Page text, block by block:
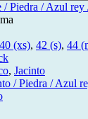
/ Piedra / Azul
40 (xs), 42 (s), 44
, Jacinto
/ Piedra / Azul